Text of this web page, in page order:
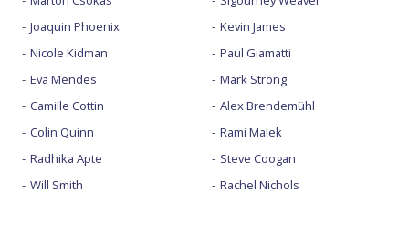
Joaquin Phoenix
Nicole Kidman
Eva Mendes
Camille Cottin
Colin Quinn
Radhika Apte
Will Smith
Kevin James
Paul Giamatti
Mark Strong
Alex Brendemühl
Rami Malek
Steve Coogan
Rachel Nichols